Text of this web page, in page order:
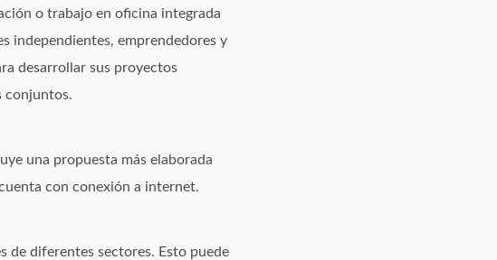
o trabajo en oficina integrada
independientes, emprendedores y
desarrollar sus proyectos
conjuntos.
una propuesta más elaborada
con conexión a internet.
de diferentes sectores. Esto puede